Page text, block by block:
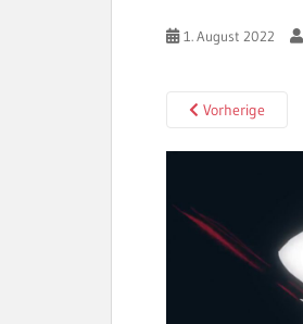
1. August 2022
Vorherige